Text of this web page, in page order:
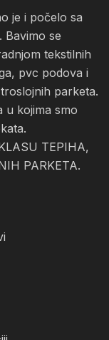
je i počelo sa
Bavimo se
tekstilnih
pvc podova i
parketa.
u kojima smo
TEPIHA,
PARKETA.